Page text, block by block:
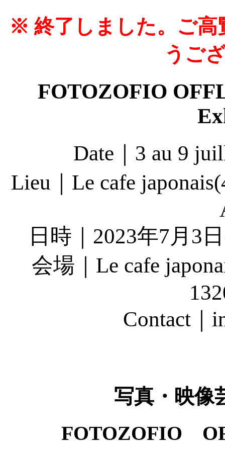
※ 終了しました。ご高
うご
FOTOZOFIO
Date｜3 au 9
Lieu｜Le cafe
日時｜2023年7月3
会場｜Le cafe
Contact｜
写真・映像
FOTOZOFIO